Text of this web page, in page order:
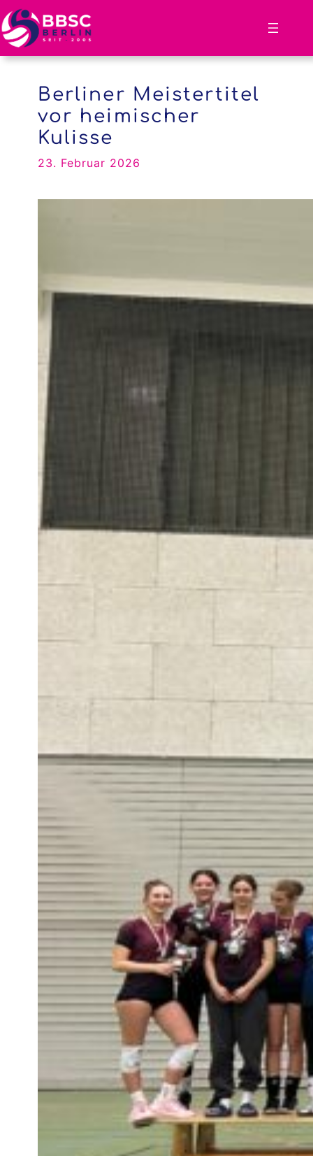
Zum
Inhalt
springen
Berliner Meistertitel
vor heimischer
Kulisse
23. Februar 2026